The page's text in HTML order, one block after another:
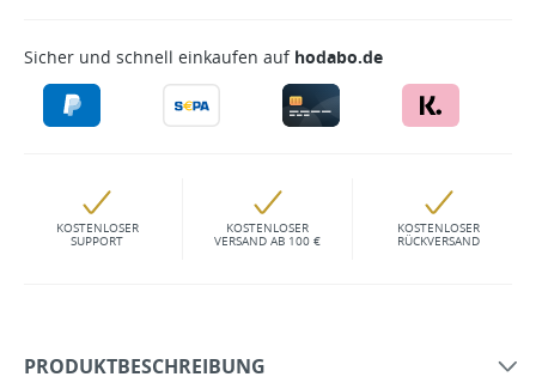
Sicher und schnell einkaufen auf hodabo.de
KOSTENLOSER
SUPPORT
KOSTENLOSER
VERSAND AB 100 €
KOSTENLOSER
RÜCKVERSAND
PRODUKTBESCHREIBUNG